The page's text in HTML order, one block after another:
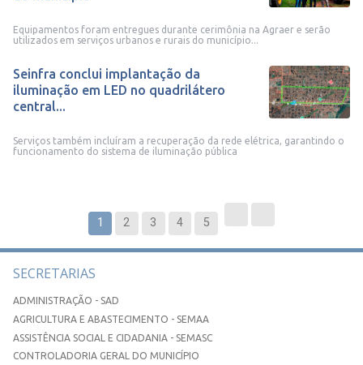
Equipamentos foram entregues durante cerimônia na Agraer e serão
utilizados em serviços urbanos e rurais do município...
Seinfra conclui implantação da
iluminação em LED no quadrilátero
central...
Serviços também incluíram a recuperação da rede elétrica, garantindo o
funcionamento do sistema de iluminação pública
1 2 3 4 5
SECRETARIAS
ADMINISTRAÇÃO - SAD
AGRICULTURA E ABASTECIMENTO - SEMAA
ASSISTÊNCIA SOCIAL E CIDADANIA - SEMASC
CONTROLADORIA GERAL DO MUNICÍPIO